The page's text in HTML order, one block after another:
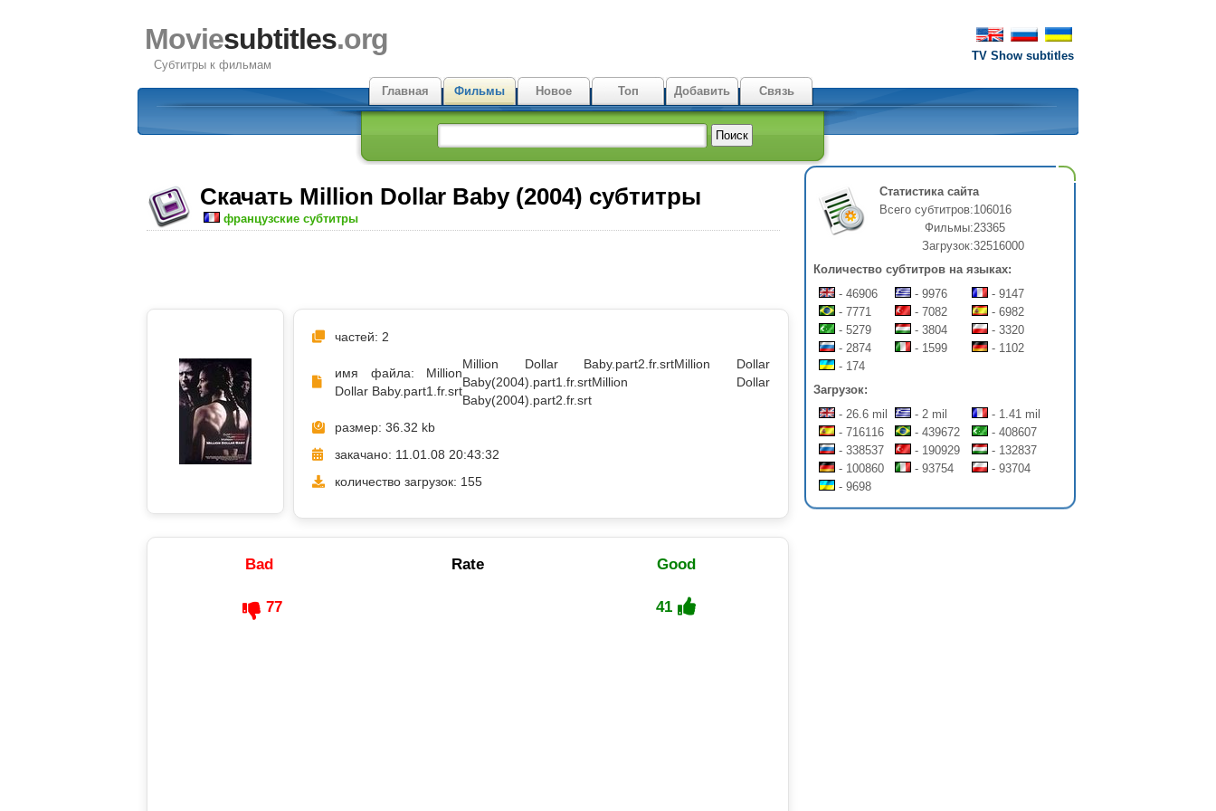
TV Show subtitles
Moviesubtitles.org
Субтитры к фильмам
Главная
Фильмы Новое Топ Добавить Связь
Скачать Million Dollar Baby (2004) субтитры
французские субтитры
частей: 2
имя файла: Million
Dollar Baby.part1.fr.srt
Million Dollar Baby.part2.fr.srtMillion Dollar
Baby(2004).part1.fr.srtMillion Dollar
Baby(2004).part2.fr.srt
размер: 36.32 kb
закачано: 11.01.08 20:43:32
количество загрузок: 155
Bad Rate Good
77 41
Статистика сайта
Всего субтитров:106016
Фильмы:23365
Загрузок:32516000
Количество субтитров на языках:
- 46906
- 9976
- 9147
- 7771
- 7082
- 6982
- 5279
- 3804
- 3320
- 2874
- 1599
- 1102
- 174
Загрузок:
- 26.6 mil
- 2 mil
- 1.41 mil
- 716116
- 439672
- 408607
- 338537
- 190929
- 132837
- 100860
- 93754
- 93704
- 9698